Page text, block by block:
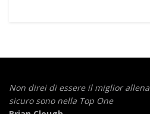
Non direi di essere il miglior
sicuro sono nella Top One